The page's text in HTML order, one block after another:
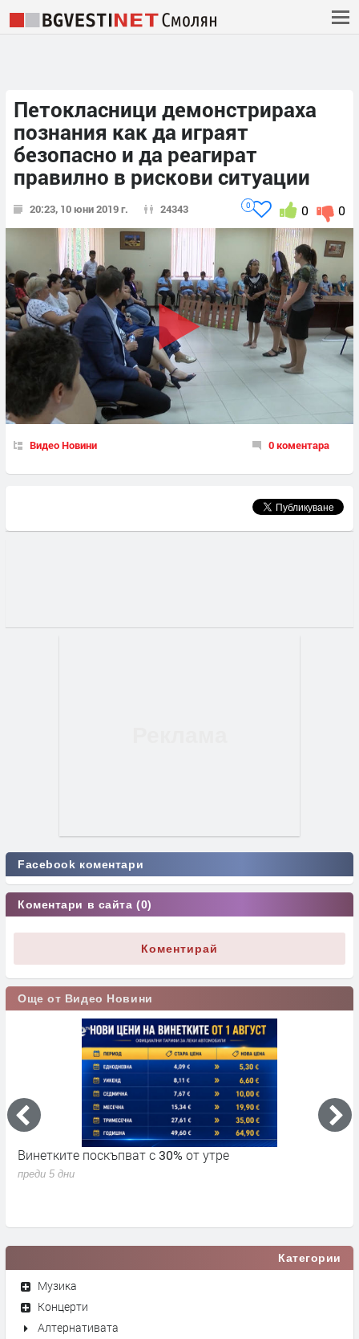
Петокласници демонстрираха
познания как да играят
безопасно и да реагират
правилно в рискови ситуации
20:23, 10 юни 2019 г. 24343 0
0
0
Видео Новини 0 коментара
Facebook коментари
Коментари в сайта (0)
Коментирай
Още от Видео Новини
Винетките поскъпват с 30% от утре
преди 5 дни
Категории
Музика
Концерти
Алтернативата